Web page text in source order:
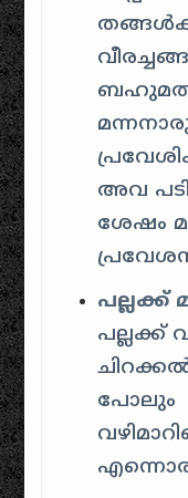
തങ്ങൾക്ക്
അവ
ശേഷം
പല്ലക്ക്
പോലും